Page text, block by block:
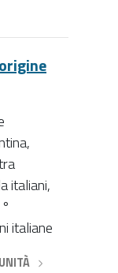
italiani,
italiane